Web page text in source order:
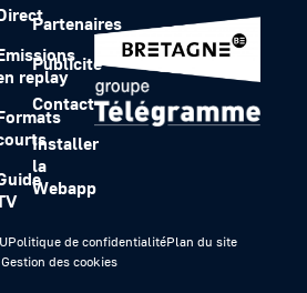
replay
Partenaires
Publicité
Contact
Installer
la
Webapp
Politique de confidentialitéPlan du site
Gestion des cookies